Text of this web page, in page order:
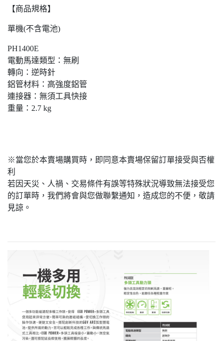
【商品規格】
單機(不含電池)
PH1400E
電動馬達類型：無刷
轉向：逆時針
鋁管材料：高強度鋁管
連接器：無須工具快接
重量：2.7 kg
※當您於本賣場購買時，即同意本賣場保留訂單接受與否權
利
若因天災、人禍、交易條件有誤等特殊狀況導致無法接受您
的訂單時，我們將會與您做聯繫通知，造成您的不便，敬請
見諒。